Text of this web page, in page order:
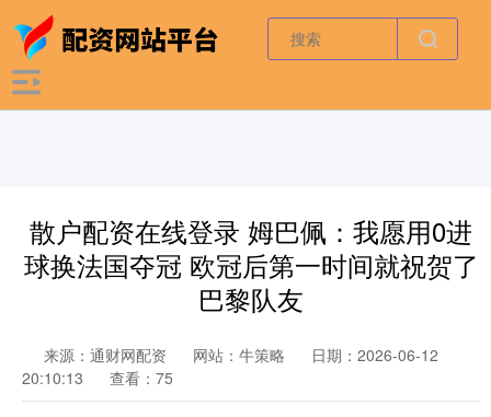
散户配资在线登录 姆巴佩：我愿用0进
球换法国夺冠 欧冠后第一时间就祝贺了
巴黎队友
来源：通财网配资 网站：牛策略
日期：2026-06-12
20:10:13
查看：75